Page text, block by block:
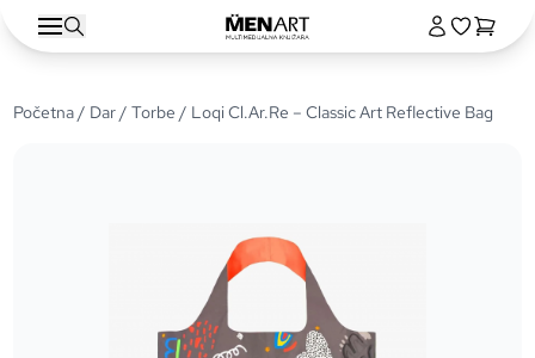
Početna/ Dar/Torbe / Loqi Cl.Ar.Re – Classic Art Reflective Bag